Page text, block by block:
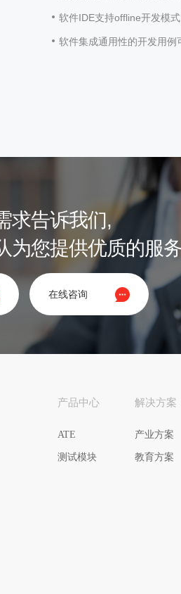
软件IDE支持offline开发模
软件集成通用性的开发用例
求告诉我们,
为您提供优质的服
在线咨询
产品中心
ATE
测试模块
解决方案
产业方案
教育方案